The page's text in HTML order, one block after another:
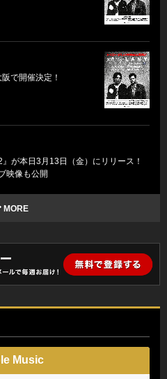
で開催決定！
が本日3月13日（金）にリリース！
映像も公開
MORE
Music